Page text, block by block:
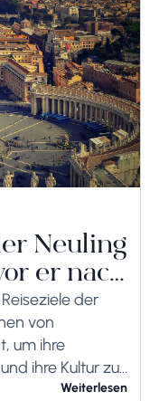
zu...
Neuling
er nach
der
von
um ihre
ihre Kultur zu
einen Besuch in
Weiterlesen